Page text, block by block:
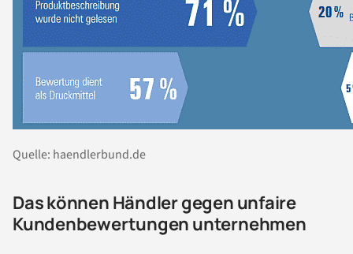
Quelle: haendlerbund.de
Das können Händler gegen unfaire
Kundenbewertungen unternehmen